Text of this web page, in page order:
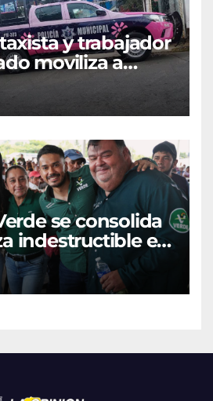
y trabajador
moviliza a
Rica
se consolida
indestructible en
de Veracruz